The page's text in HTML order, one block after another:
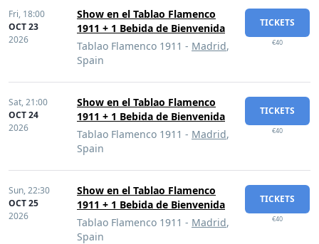
Fri, 18:00
OCT 23
2026
Show en el Tablao Flamenco
1911 + 1 Bebida de Bienvenida
Tablao Flamenco 1911 - Madrid,
Spain
TICKETS
€40
Sat,21:00
OCT 24
2026
Show en el Tablao Flamenco
1911 + 1 Bebida de Bienvenida
Tablao Flamenco 1911 - Madrid,
Spain
TICKETS
€40
Sun,22:30
OCT 25
2026
Show en el Tablao Flamenco
1911 + 1 Bebida de Bienvenida
Tablao Flamenco 1911 - Madrid,
Spain
TICKETS
€40